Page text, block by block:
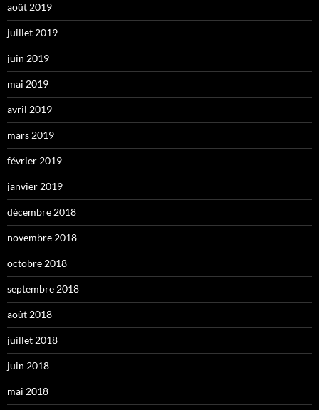
août 2019
juillet 2019
juin 2019
mai 2019
avril 2019
mars 2019
février 2019
janvier 2019
décembre 2018
novembre 2018
octobre 2018
septembre 2018
août 2018
juillet 2018
juin 2018
mai 2018